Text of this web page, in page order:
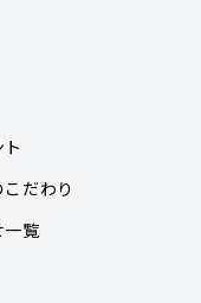
だわり
一覧